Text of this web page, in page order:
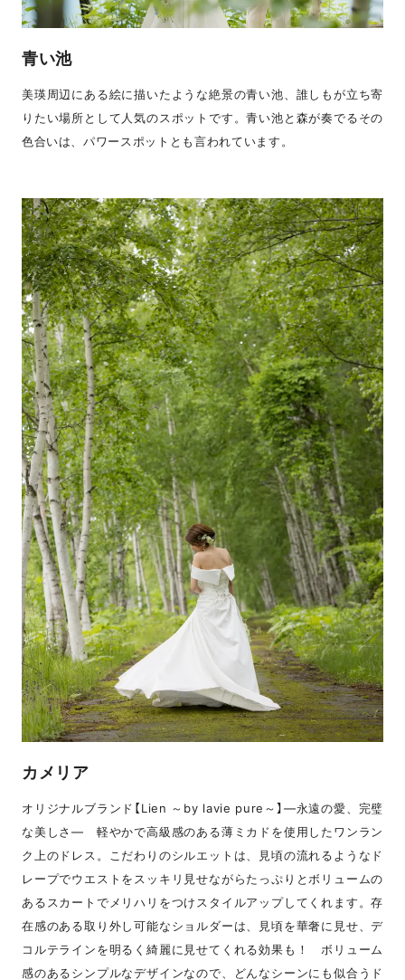
青い池
美瑛周辺にある絵に描いたような絶景の青い池、誰しもが立ち寄
りたい場所として人気のスポットです。青い池と森が奏でるその
色合いは、パワースポットとも言われています。
カメリア
オリジナルブランド【Lien ～by lavie pure～】―永遠の愛、完璧
な美しさ― 軽やかで高級感のある薄ミカドを使用したワンラン
ク上のドレス。こだわりのシルエットは、見頃の流れるようなド
レープでウエストをスッキリ見せながらたっぷりとボリュームの
あるスカートでメリハリをつけスタイルアップしてくれます。存
在感のある取り外し可能なショルダーは、見頃を華奢に見せ、デ
コルテラインを明るく綺麗に見せてくれる効果も！ ボリューム
感のあるシンプルなデザインなので、どんなシーンにも似合うド